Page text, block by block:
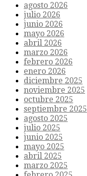
agosto 2026
julio 2026
junio 2026
mayo 2026
abril 2026
marzo 2026
febrero 2026
enero 2026
diciembre 2025
noviembre 2025
octubre 2025
septiembre 2025
agosto 2025
julio 2025
junio 2025
mayo 2025
abril 2025
marzo 2025